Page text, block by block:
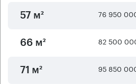
57 м² 76 950
66 м² 82 500
71 м² 95 850